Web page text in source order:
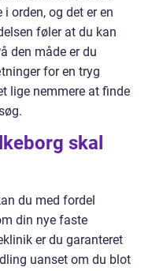
orden, og det er en
føler at du kan
den måde er du
for en tryg
lige nemmere at finde
skal
du med fordel
din nye faste
er du garanteret
uanset om du blot